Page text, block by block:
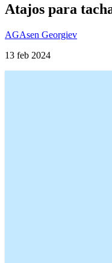
Atajos para
AGAsen Georgiev
13 feb 2024